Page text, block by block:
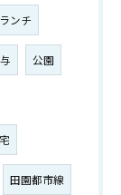
ランチ
公園
田園都市線